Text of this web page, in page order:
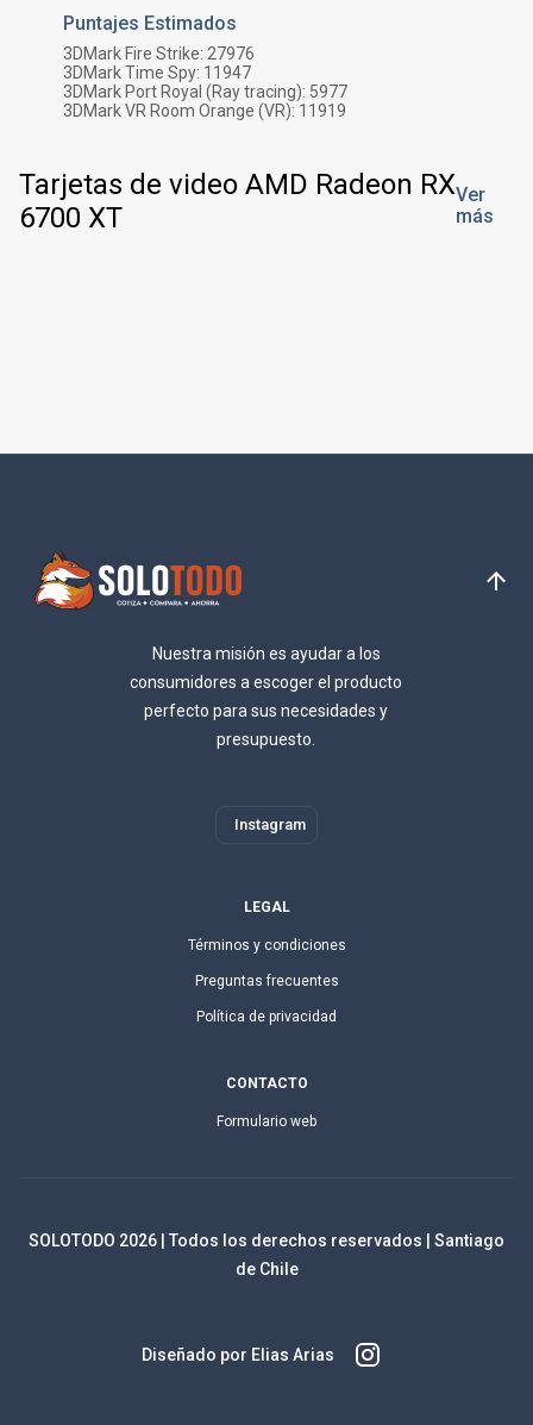
Puntajes Estimados
3DMark Fire Strike: 27976
3DMark Time Spy: 11947
3DMark Port Royal (Ray tracing): 5977
3DMark VR Room Orange (VR): 11919
Tarjetas de video AMD Radeon RX
6700 XT
Ver
más
Nuestra misión es ayudar a los
consumidores a escoger el producto
perfecto para sus necesidades y
presupuesto.
Instagram
LEGAL
Términos y condiciones
Preguntas frecuentes
Política de privacidad
CONTACTO
Formulario web
SOLOTODO 2026 | Todos los derechos reservados | Santiago
de Chile
Diseñado por Elias Arias